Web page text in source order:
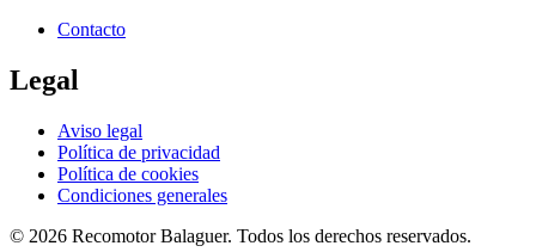
Contacto
Legal
Aviso legal
Política de privacidad
Política de cookies
Condiciones generales
© 2026 RecomotorBalaguer. Todos los derechos reservados.